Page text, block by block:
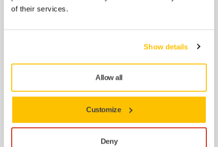
of their services.
Show details
Allow all
Customize
Deny
stofafzuigers.
20,95 €
Motorkoelfilter PET voor DE